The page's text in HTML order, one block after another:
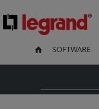
SOFTWARE